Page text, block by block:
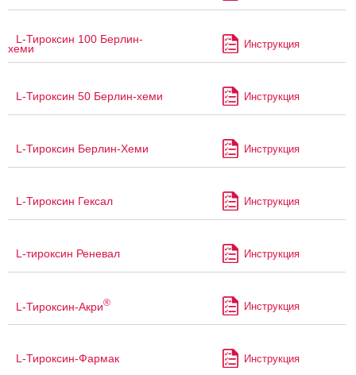
L-Тироксин 100 Берлин-
хеми Инструкция
L-Тироксин 50 Берлин-хеми Инструкция
L-Тироксин Берлин-Хеми Инструкция
L-Тироксин Гексал Инструкция
L-тироксин Реневал Инструкция
L-Тироксин-Акри® Инструкция
L-Тироксин-Фармак Инструкция